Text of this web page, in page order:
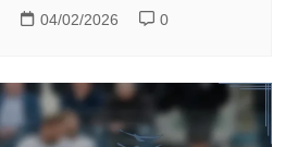
04/02/2026 0